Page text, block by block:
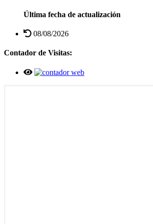
Última fecha de actualización
08/08/2026
Contador de Visitas: